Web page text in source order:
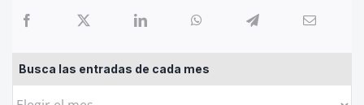
Busca las entradas de cada mes
Busca